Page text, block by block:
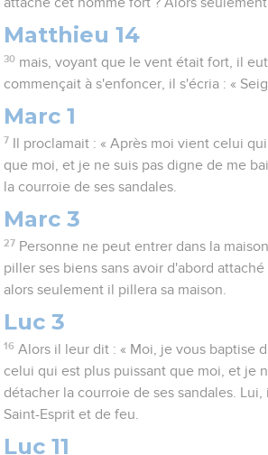
Matthieu 14
30 mais, voyant que le vent était fort, il
commençait à s'enfoncer, il s'écria : «
Marc 1
7
Il proclamait : « Après moi vient celui
que moi, et je ne suis pas digne de me
la courroie de ses sandales.
Marc 3
27 Personne ne peut entrer dans la
piller ses biens sans avoir d'abord
alors seulement il pillera sa maison.
Luc 3
16 Alors il leur dit : « Moi, je vous baptise
celui qui est plus puissant que moi, et je
détacher la courroie de ses sandales.
Saint-Esprit et de feu.
Luc 11